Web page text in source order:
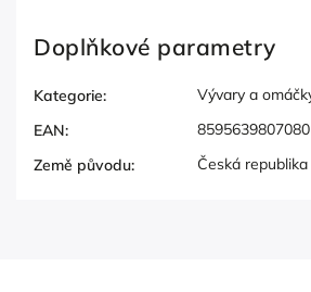
Doplňkové parametry
Kategorie:
Vývary a
EAN:
8595639807080
Země původu: Česká republika